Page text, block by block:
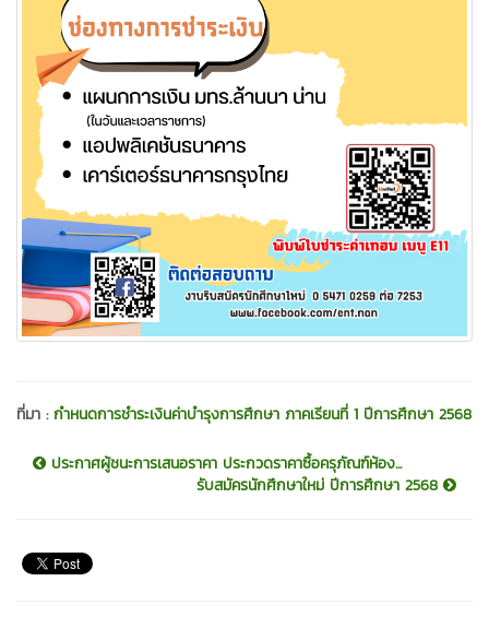
ที่มา :กำหนดการชำระเงินค่าบำรุงการศึกษา ภาคเรียนที่ 1 ปีการศึกษา 2568
ประกาศผู้ชนะการเสนอราคา ประกวดราคาซื้อครุภัณฑ์ห้อง...
รับสมัครนักศึกษาใหม่ ปีการศึกษา 2568